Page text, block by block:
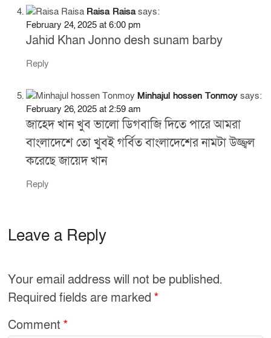
Raisa Raisa says:
February 24, 2025 at 6:00 pm
Jahid Khan Jonno desh sunam barby
Reply
Minhajul hossen Tonmoy says:
February 26, 2025 at 2:59 am
জাহেদ খান খুব ভালো ডিগবাজি দিতে পারে আমরা
বাংলাদেশে তো খুবই গর্বিত বাংলাদেশের নামটা উজ্জ্বল
করেছে জায়েদ খান
Reply
Leave a Reply
Your email address will not be published.
Required fields are marked*
Comment*